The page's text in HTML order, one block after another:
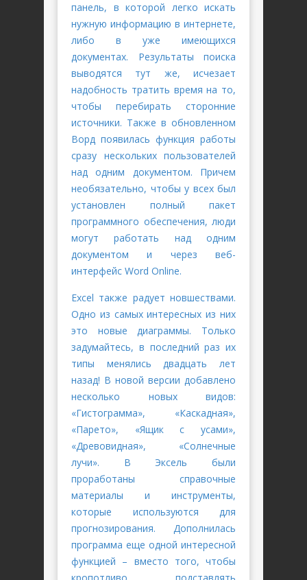
панель, в которой легко искать
нужную информацию в интернете,
либо в уже имеющихся
документах. Результаты поиска
выводятся тут же, исчезает
надобность тратить время на то,
чтобы перебирать сторонние
источники. Также в обновленном
Ворд появилась функция работы
сразу нескольких пользователей
над одним документом. Причем
необязательно, чтобы у всех был
установлен полный пакет
программного обеспечения, люди
могут работать над одним
документом и через веб-
интерфейс Word Online.
Excel также радует новшествами.
Одно из самых интересных из них
это новые диаграммы. Только
задумайтесь, в последний раз их
типы менялись двадцать лет
назад! В новой версии добавлено
несколько новых видов:
«Гистограмма», «Каскадная»,
«Парето», «Ящик с усами»,
«Древовидная», «Солнечные
лучи». В Эксель были
проработаны справочные
материалы и инструменты,
которые используются для
прогнозирования. Дополнилась
программа еще одной интересной
функцией – вместо того, чтобы